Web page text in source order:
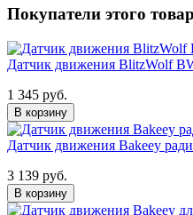
Покупатели этого
Датчик движения BlitzWolf
1 345 руб.
В корзину
Датчик движения Bakeey
3 139 руб.
В корзину